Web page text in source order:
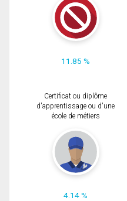
11.85 %
Certificat ou diplôme
d'apprentissage ou d'une
école de métiers
4.14 %